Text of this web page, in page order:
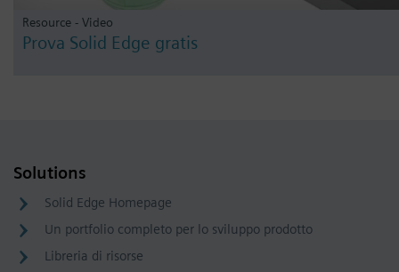
Resource - Video
Prova Solid Edge gratis
Solutions
Solid Edge Homepage
Un portfolio completo per lo sviluppo prodotto
Libreria di risorse